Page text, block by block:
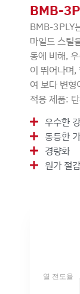
BMB-
BMB-3PLY
마일드 스틸
동에 비해,
이 뛰어나며
여 보다 변형
적용 제품:
우수한
동등한
경량화
원가 절
열 전도율